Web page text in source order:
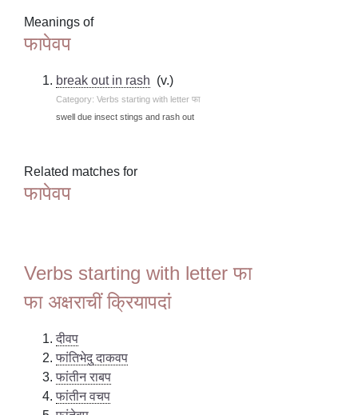
Meanings of
फापेवप
break out in rash (v.)
Category: Verbs starting with letter फा
swell due insect stings and rash out
Related matches for
फापेवप
Verbs starting with letter फा
फा अक्षराचीं क्रियापदां
दीवप
फांतिभेदु दाकवप
फांतीन राबप
फांतीन वचप